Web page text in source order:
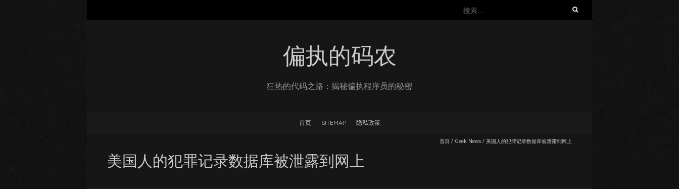
搜
偏执的码农
狂热的代码之路：揭秘偏执程序员的秘密
首页 SITEMAP 隐私政策
首页 / Geek News / 美国人的犯罪记录数据库被泄露到网上
美国人的犯罪记录数据库被泄露到网上